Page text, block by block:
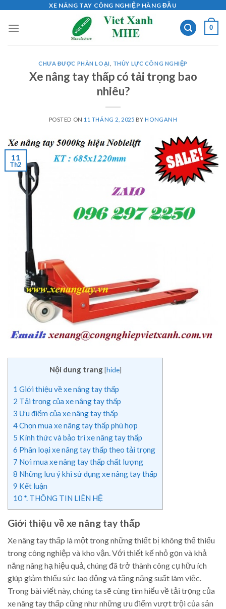
content
XE NÂNG TAY CÔNG NGHIỆP HÀNG ĐẦU
0
CHƯA ĐƯỢC PHÂN LOẠI THỦY LỰC CÔNG NGHIỆP
Xe nâng tay thấp có tải trọng bao
nhiêu?
POSTED ON 11 THÁNG 2, 2025 BYHONGANH
11
Th2
Nội dung trang [hide]
1 Giới thiệu về xe nâng tay thấp
2 Tải trọng của xe nâng tay thấp
3 Ưu điểm của xe nâng tay thấp
4Chọn mua xe nâng tay thấp phù hợp
5 Kính thức và bảo trì xe nâng tay thấp
6 Phân loại xe nâng tay thấp theo tải trọng
7 Nơi mua xe nâng tay thấp chất lượng
8 Những lưu ý khi sử dụng xe nâng tay thấp
9 Kết luận
10 *. THÔNG TIN LIÊN HỆ
Giới thiệu về xe nâng tay thấp
Xe nâng tay thấp là một trong những thiết bị không thể thiếu
trong công nghiệp và kho vận. Với thiết kế nhỏ gọn và khả
năng nâng hạ hiệu quả, chúng đã trở thành công cụ hữu ích
giúp giảm thiểu sức lao động và tăng năng suất làm việc.
Trong bài viết này, chúng ta sẽ cùng tìm hiểu về tải trọng của
xe nâng tay thấp cũng như những ưu điểm vượt trội của sản